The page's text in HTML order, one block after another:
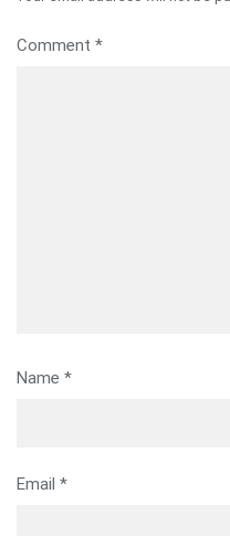
Comment *
Name *
Email *